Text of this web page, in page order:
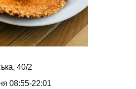
40/2
08:55-22:01